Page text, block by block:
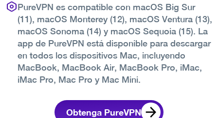
PureVPN es compatible con macOS Big Sur
(11), macOS Monterey (12), macOS Ventura (13),
macOS Sonoma (14) y macOS Sequoia (15). La
app de PureVPN está disponible para descargar
en todos los dispositivos Mac, incluyendo
MacBook, MacBook Air, MacBook Pro, iMac,
iMac Pro, Mac Pro y Mac Mini.
Obtenga PureVPN